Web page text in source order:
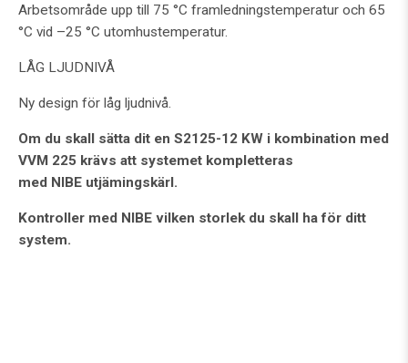
Arbetsområde upp till 75 °C framledningstemperatur och 65
°C vid –25 °C utomhustemperatur.
LÅG LJUDNIVÅ
Ny design för låg ljudnivå.
Om du skall sätta dit en S2125-12 KW i kombination med
VVM 225 krävs att systemet kompletteras
med NIBE utjämingskärl.
Kontroller med NIBE vilken storlek du skall ha för ditt
system.